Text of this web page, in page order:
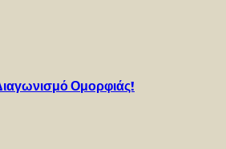
Ομορφιάς!